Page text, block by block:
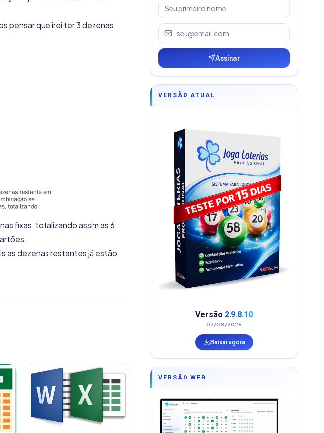
pensar que irei ter 3 dezenas
fixas, totalizando assim as 6
as dezenas restantes já estão
Assinar
VERSÃO ATUAL
Versão 2.9.8.10
02/08/2026
Baixar agora
VERSÃO WEB